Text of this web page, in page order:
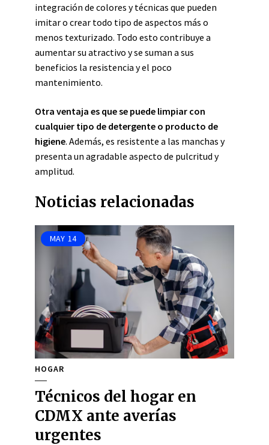
integración de colores y técnicas que pueden
imitar o crear todo tipo de aspectos más o
menos texturizado. Todo esto contribuye a
aumentar su atractivo y se suman a sus
beneficios la resistencia y el poco
mantenimiento.
Otra ventaja es que se puede limpiar con
cualquier tipo de detergente o producto de
higiene. Además, es resistente a las manchas y
presenta un agradable aspecto de pulcritud y
amplitud.
Noticias relacionadas
MAY 14
HOGAR
Técnicos del hogar en
CDMX ante averías
urgentes